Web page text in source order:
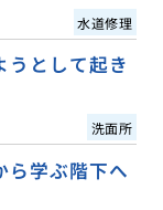
水道修理
うとして起き
洗面所
ら学ぶ階下へ